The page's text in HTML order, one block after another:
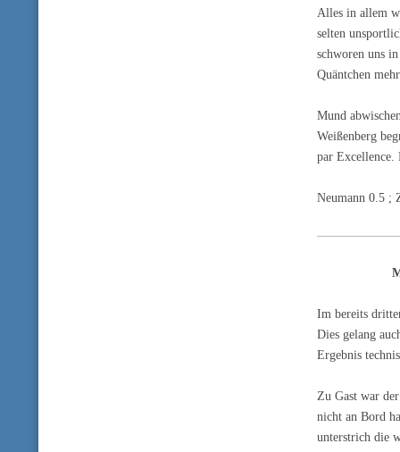
Alles in allem
selten
schworen uns
Quäntchen
Mund
Weißenberg
par Excellence.
Neumann 0.5 ;
Im bereits
Dies gelang
Ergebnis
Zu Gast war
nicht an Bord
unterstrich die